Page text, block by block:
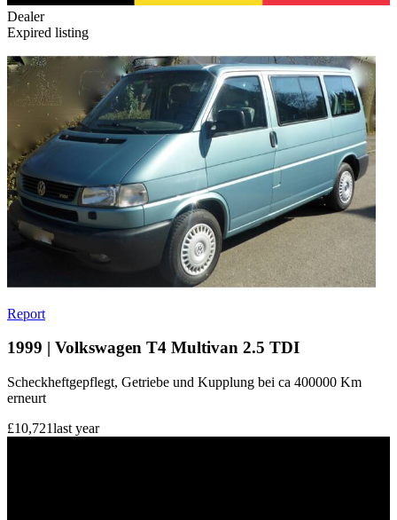
Dealer
Expired listing
Report
1999 | Volkswagen T4 Multivan 2.5 TDI
Scheckheftgepflegt, Getriebe und Kupplung bei ca 400000 Km
erneurt
£10,721last year